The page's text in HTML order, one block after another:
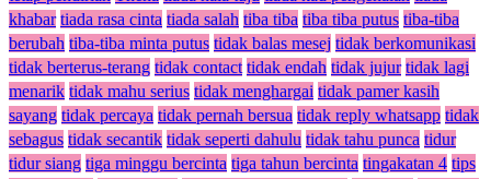
khabar tiada rasa cinta tiada salah tiba tiba tiba tiba putus tiba-tiba
berubah tiba-tiba minta putus tidak balas mesej tidak berkomunikasi
tidak berterus-terang tidak contact tidak endah tidak jujur tidak lagi
menarik tidak mahu serius tidak menghargai tidak pamer kasih
sayang tidak percaya tidak pernah bersua tidak reply whatsapp tidak
sebagus tidak secantik tidak seperti dahulu tidak tahu punca tidur
tidur siang tiga minggu bercinta tiga tahun bercinta tingakatan 4 tips